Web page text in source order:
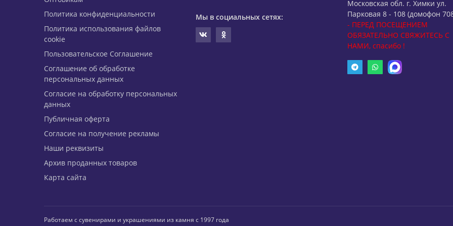
Политика конфиденциальности
Политика использования файлов
cookie
Пользовательское Соглашение
Соглашение об обработке
персональных данных
Согласие на обработку персональных
данных
Публичная оферта
Согласие на получение рекламы
Наши реквизиты
Архив проданных товаров
Карта сайта
Мы в социальных сетях:
Московская обл. г. Химки ул.
Парковая 8 - 108 (домофон
- ПЕРЕД ПОСЕЩЕНИЕМ
ОБЯЗАТЕЛЬНО СВЯЖИТЕСЬ С
НАМИ, спасибо !
Работаем с сувенирами и украшениями из камня с 1997 года